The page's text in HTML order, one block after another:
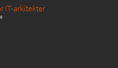
IT-arkitekter